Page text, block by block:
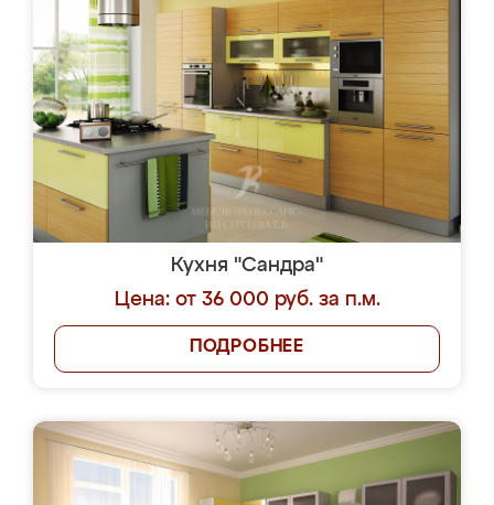
Кухня "Сандра"
Цена: от 36 000 руб. за п.м.
ПОДРОБНЕЕ